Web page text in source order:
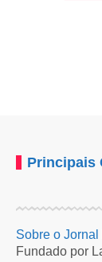
Principais
Sobre o Jornal
Fundado por